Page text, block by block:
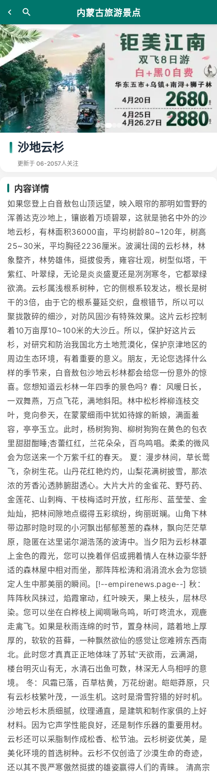
内蒙古旅游景点
沙地云杉
更新于 06-2057人关注
内容详情
如果您登上白音敖包山顶远望，映入眼帘的那明如雪野的
浑善达克沙地上，镶嵌着万顷碧翠，这就是驰名中外的沙
地云杉，有林面积36000亩，平均树龄80~120年，树高
25~30米，平均胸径2236厘米。波澜壮阔的云杉林，林
象整齐，林势雄伟，挺拔俊秀，雍容壮观，树型似塔，干
紫红、叶翠绿，无论是炎炎盛夏还是冽冽寒冬，它都翠绿
欲滴。云杉属浅根系树种，它的侧根系较发达，根长是树
干的3倍，由于它的根系蔓延交织，盘根错节，所以可以
聚拢散碎的细沙，对防风固沙有特殊效果。这片云杉控制
着10万亩厚10~100米的大沙丘。所以，保护好这片云
杉，对研究和防治我国北方土地荒漠化，保护京津地区的
周边生态环境，有着重要的意义。朋友，无论您选择什么
样的季节来，白音敖包沙地云杉林都会给您一份意外的惊
喜。您想知道云杉林一年四季的景色吗? 春：风暖日长，
一双舞燕，万点飞花，满地斜阳。林中松杉桦柳连枝交
叶，竞向参天，在蒙蒙细雨中犹如待嫁的新娘，满面羞
容，亭亭玉立。此时，杨树狗狗、柳树狗狗在黄色的包衣
里甜甜酣睡;杏蕾红红，兰花朵朵，百鸟鸣唱。柔柔的微风
会为您送来一个万紫千红的春天。 夏：漫步林间，草长莺
飞，杂树生花。山丹花红艳灼灼，山梨花满树披雪，那浓
浓的芳香沁透肺腑甜透心。大片大片的金雀花、野芍药、
金莲花、山刺梅、干枝梅适时开放，红彤彤、蓝莹莹、金
灿灿，把林间隙地点缀得五彩缤纷，绚丽斑斓。山角下林
带边那时隐时现的小河飘出郁郁葱葱的森林，飘向茫茫草
原，隐匿在达里诺尔湖浩荡的波涛中。当夕阳为云杉林罩
上金色的霞光，您可以挽着伴侣或拥着情人在林边豪华舒
适的森林屋中相对而坐，那阵阵松涛和涓涓流水会为您锁
定人生中那美丽的瞬间。[!--empirenews.page--] 秋：
阵阵秋风抹过，焰霞窜动，红叶映天，果上枝头，层林尽
染。您可以坐在白桦枝上闻啁啾鸟鸣，听叮咚流水，观鹿
走禽飞。如果是秋雨连绵的时节，置身林间，踏着地上厚
厚的，软软的苔藓，一种飘然欲仙的感觉让您难辨东西南
北。此时您才真真正正地体味了苏轼“天欲雨，云满湖，
楼台明灭山有无，水清石出鱼可数，林深无人鸟相呼的意
境。 冬：风霜已落，百草枯黄，万花纷谢。皑皑莽原，只
有云杉枝繁叶茂，一派生机。这时是滑雪狩猎的好时机。
沙地云杉木质细腻，纹理通直，是建筑和制作家俱的上好
材料。因为它声学性能良好，还是制作乐器的重要用材。
云杉还可以采脂制作成松香、松节油。云杉树姿优美，是
美化环境的首选树种。云杉不仅创造了沙漠生命的奇迹，
还以其不畏严寒傲然挺拔的雄姿赢得人们的青睐。 清高宗